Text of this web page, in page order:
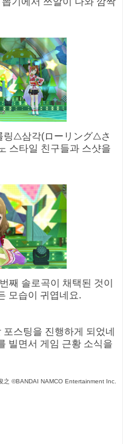
링△삼각(ローリング△さ
스타일 친구들과 스샷을
째 솔로곡이 채택된 것이
모습이 귀엽네요.
스팅을 진행하게 되었네
빌면서 게임 근황 소식을
之 ©BANDAI NAMCO Entertainment Inc.